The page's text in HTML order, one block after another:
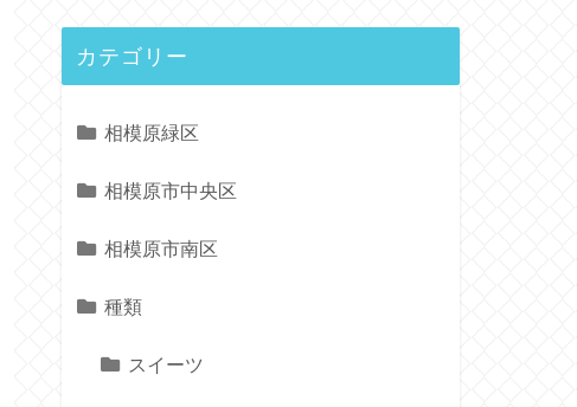
カテゴリー
相模原緑区
相模原市中央区
相模原市南区
種類
スイーツ